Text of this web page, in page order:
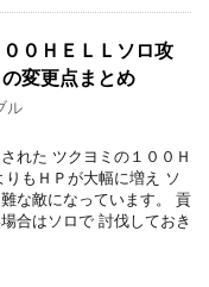
０ＨＥＬＬソロ攻
変更点まとめ
ル
れた ツクヨミの１００Ｈ
もＨＰが大幅に増え ソ
な敵になっています。 貢
合はソロで 討伐しておき